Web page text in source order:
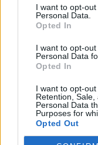
I want to opt-
Personal Data.
Opted In
I want to opt-
Personal Data
Opted In
I want to opt-out
Retention,
Personal Data
Purposes for
Opted Out
SCIENZA E TECH
Libero Shopping
Condizioni generali